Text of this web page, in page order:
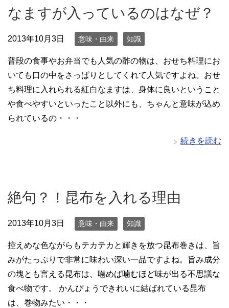
なますが入っているのはなぜ？
2013年10月3日 意味・由来 知識
普段の食事やお弁当でも人気の酢の物は、おせち料理にお
いても口の中をさっぱりとしてくれて人気ですよね。おせ
ち料理に入れられる紅白なますは、身体に良いということ
や食べやすいといったこと以外にも、ちゃんと意味が込め
られているの・・・
続きを読む
絶句？！昆布を入れる理由
2013年10月3日 意味・由来 知識
控えめな色ながらもテカテカと輝きを放つ昆布巻きは、旨
みがたっぷりで非常に味わい深い一品ですよね。旨み成分
の塊とも言える昆布は、噛めば噛むほど味が出る不思議な
食べ物です。 かんぴょうできれいに結ばれている昆布
は、巻物みたい・・・